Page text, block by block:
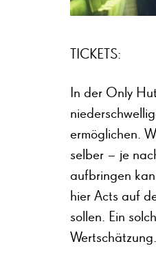
TICKETS:
In der Only
ermöglichen.
selber – je
aufbringen
hier Acts auf
sollen. Ein
Wertschätzung.